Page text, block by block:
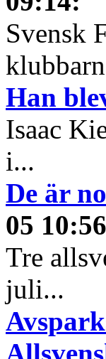
Svensk
Han
Isaac
i...
De är
05 10:56
Tre
juli...